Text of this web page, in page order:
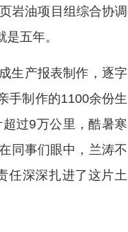
岩油项目组综合协调
五年。
生产报表制作，逐字
手制作的1100余份生
过9万公里，酷暑寒
同事们眼中，兰涛不
任深深扎进了这片土